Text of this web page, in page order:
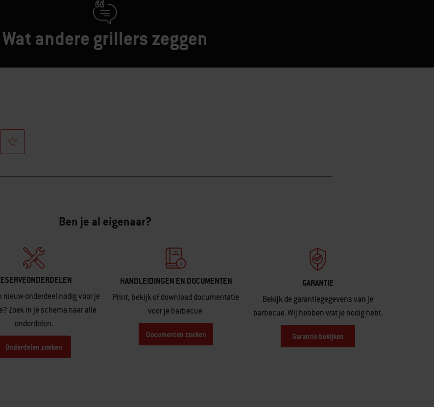
Wat andere grillers zeggen
Ben je al eigenaar?
nieuw onderdeel nodig voor je
Zoek in je schema naar alle
onderdelen.
Onderdelen zoeken
HANDLEIDINGEN EN DOCUMENTEN
Print, bekijk of download documentatie
voor je barbecue.
Documenten zoeken
GARANTIE
Bekijk de garantiegegevens van je
barbecue. Wij hebben wat je nodig hebt.
Garantie bekijken